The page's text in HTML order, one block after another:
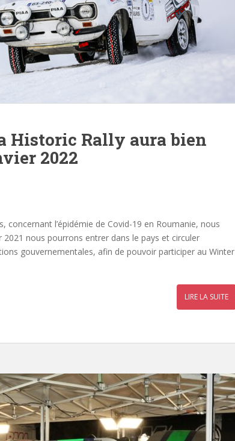
Historic Rally aura bien
2022
concernant l’épidémie de Covid-19 en Roumanie, nous
nous pourrons entrer dans le pays et circuler
gouvernementales, afin de pouvoir participer au Winter
LIRE LA SUITE